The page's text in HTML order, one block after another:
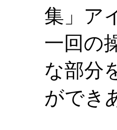
集」ア
一回の
な部分
ができ